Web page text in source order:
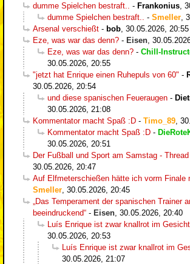
dumme Spielchen bestraft.. - Frankonius
dumme Spielchen bestraft..
- Smeller
Arsenal verschießt - bob 30.05.2026, 20:55
Eze, was war das denn? - Eisen
Eze, was war das denn? - Chill-
30.05.2026, 20:55
"jetzt hat Enrique einen Ruhepuls von 60" -
30.05.2026, 20:54
und diese spanischen Feueraugen -
30.05.2026, 21:08
Kommentator macht Spaß :D - Timo_89
Kommentator macht Spaß :D -
30.05.2026, 20:51
Der Fußball und Sport am Samstag - Thread
30.05.2026, 20:47
Auf Elfmeterschießen hätte ich vorm Finale
Smeller 30.05.2026, 20:45
„Das Temperament der spanischen Trainer
beeindruckend“ - Eisen 30.05.2026, 20:40
Luís Enrique ist zwar knallrot im Gesicht
30.05.2026, 20:53
Luís Enrique ist zwar knallrot im
30.05.2026, 21:07